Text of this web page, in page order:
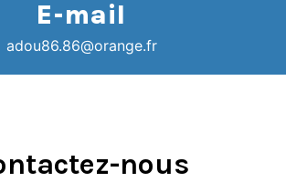
E-mail
adou86.86@orange.fr
nous